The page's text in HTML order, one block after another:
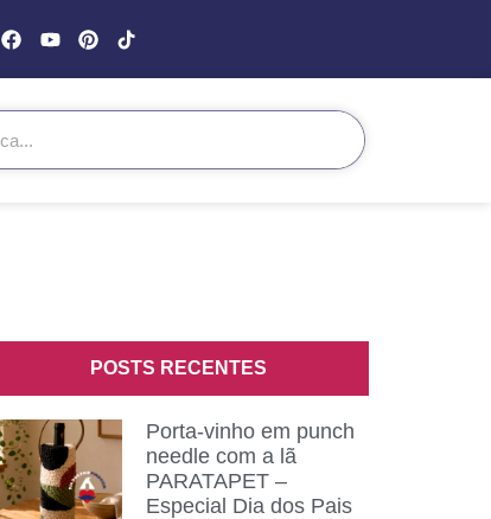
POSTS RECENTES
Porta-vinho em punch
needle com a lã
PARATAPET –
Especial Dia dos Pais